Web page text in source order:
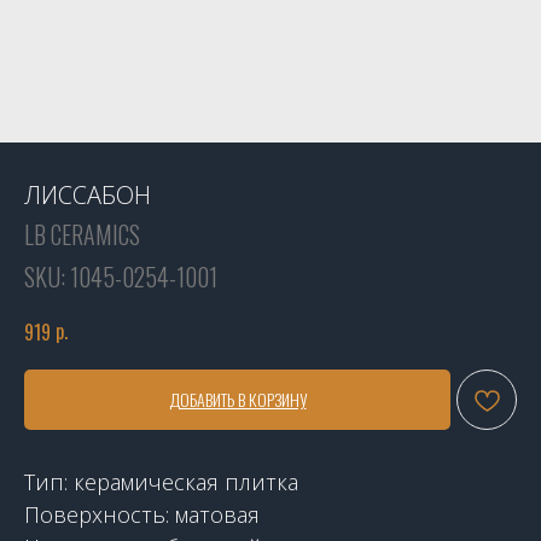
ЛИССАБОН
LB CERAMICS
SKU: 1045-0254-1001
919 р.
ДОБАВИТЬ В КОРЗИНУ
Тип: керамическая плитка
Поверхность: матовая